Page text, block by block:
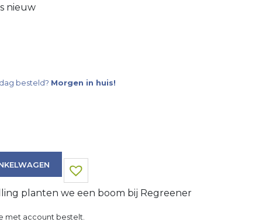
nieuw
besteld? Morgen in huis!
planten we een boom bij Regreener
met account bestelt.